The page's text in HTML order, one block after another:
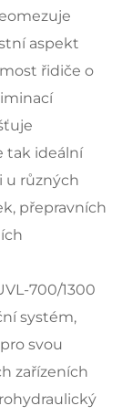
aspekt
řidiče o
tak ideální
u různých
přepravních
700/1300
systém,
svou
zařízeních